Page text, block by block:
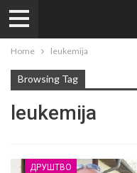
Home leukemija
Browsing Tag
leukemija
ДРУШТВО